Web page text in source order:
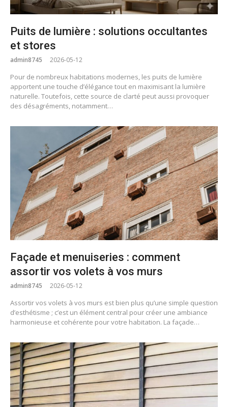
Puits de lumière : solutions occultantes
et stores
admin8745 2026-05-12
Pour de nombreux habitations modernes, les puits de lumière
apportent une touche d’élégance tout en maximisant la lumière
naturelle. Toutefois, cette source de clarté peut aussi provoquer
des désagréments, notamment…
Façade et menuiseries : comment
assortir vos volets à vos murs
admin8745 2026-05-12
Assortir vos volets à vos murs est bien plus qu’une simple question
d’esthétisme ; c’est un élément central pour créer une ambiance
harmonieuse et cohérente pour votre habitation. La façade…